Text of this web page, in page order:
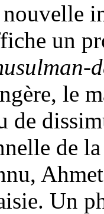
un
le
de
de
Un